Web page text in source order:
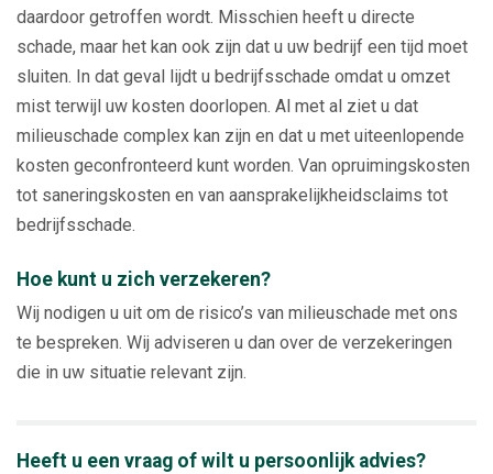
daardoor getroffen wordt. Misschien heeft u directe
schade, maar het kan ook zijn dat u uw bedrijf een tijd moet
sluiten. In dat geval lijdt u bedrijfsschade omdat u omzet
mist terwijl uw kosten doorlopen. Al met al ziet u dat
milieuschade complex kan zijn en dat u met uiteenlopende
kosten geconfronteerd kunt worden. Van opruimingskosten
tot saneringskosten en van aansprakelijkheidsclaims tot
bedrijfsschade.
Hoe kunt u zich verzekeren?
Wij nodigen u uit om de risico’s van milieuschade met ons
te bespreken. Wij adviseren u dan over de verzekeringen
die in uw situatie relevant zijn.
Heeft u een vraag of wilt u persoonlijk advies?